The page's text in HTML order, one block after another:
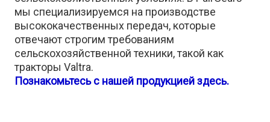
мы специализируемся на производстве
высококачественных передач, которые
отвечают строгим требованиям
сельскохозяйственной техники, такой как
тракторы Valtra.
Познакомьтесь с нашей продукцией здесь.